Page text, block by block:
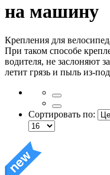
на машину
Крепления для
При таком способе
водителя, не заслоняют
летит грязь и пыль из-
Сортировать по: